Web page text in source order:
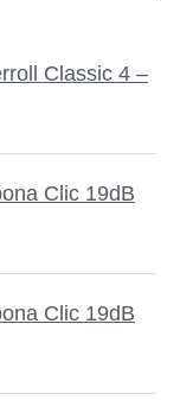
Classic 4 –
Clic 19dB
Clic 19dB